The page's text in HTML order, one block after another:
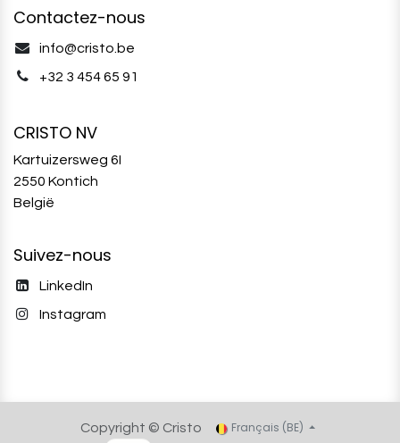
Contactez-nous
info@cristo.be
+32 3 454 65 91‬
CRISTO NV
Kartuizersweg 6I
2550 Kontich
België
Suivez-nous
LinkedIn
Instagram
Copyright © Cristo Français (BE)